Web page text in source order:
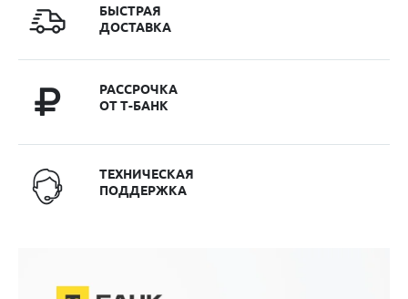
БЫСТРАЯ
ДОСТАВКА
РАССРОЧКА
ОТ Т-БАНК
ТЕХНИЧЕСКАЯ
ПОДДЕРЖКА